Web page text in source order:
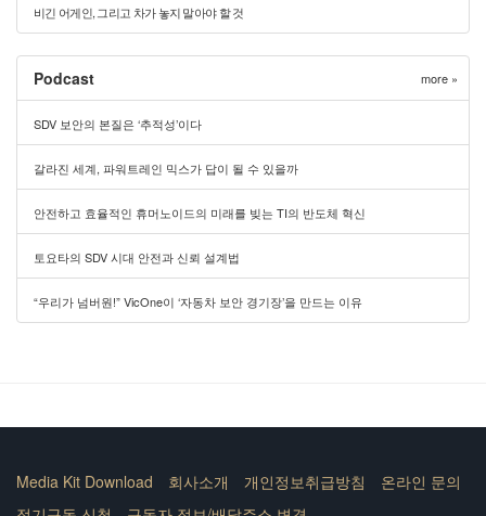
비긴 어게인, 그리고 차가 놓지 말아야 할 것
Podcast more »
SDV 보안의 본질은 ‘추적성’이다
갈라진 세계, 파워트레인 믹스가 답이 될 수 있을까
안전하고 효율적인 휴머노이드의 미래를 빚는 TI의 반도체 혁신
토요타의 SDV 시대 안전과 신뢰 설계법
“우리가 넘버원!” VicOne이 ‘자동차 보안 경기장’을 만드는 이유
Media Kit Download 회사소개 개인정보취급방침
온라인 문의